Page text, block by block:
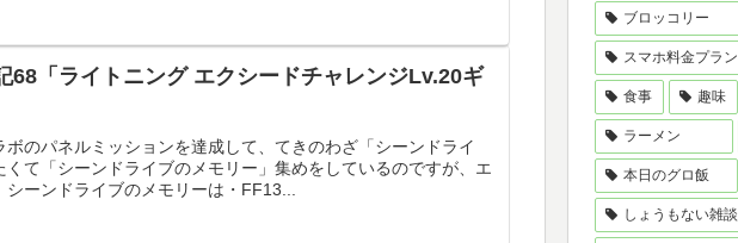
68「ライトニング エクシードチャレンジLv.20ギ
のパネルミッションを達成して、てきのわざ「シーンドライ
て「シーンドライブのメモリー」集めをしているのですが、エ
ーンドライブのメモリーは・FF13...
ブロッコリー
スマホ料金プラン
食事 趣味
ラーメン
本日のグロ飯
しょうもない雑談